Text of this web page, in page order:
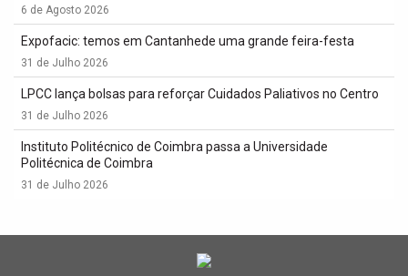
6 de Agosto 2026
Expofacic: temos em Cantanhede uma grande feira-festa
31 de Julho 2026
LPCC lança bolsas para reforçar Cuidados Paliativos no Centro
31 de Julho 2026
Instituto Politécnico de Coimbra passa a Universidade
Politécnica de Coimbra
31 de Julho 2026